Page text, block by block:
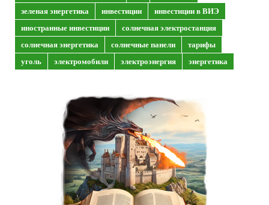
зеленая энергетика
инвестиции
инвестиции в ВИЭ
иностранные инвестиции
солнечная электростанция
солнечная энергетика
солнечные панели
тарифы
уголь
электромобили электроэнергия энергетика